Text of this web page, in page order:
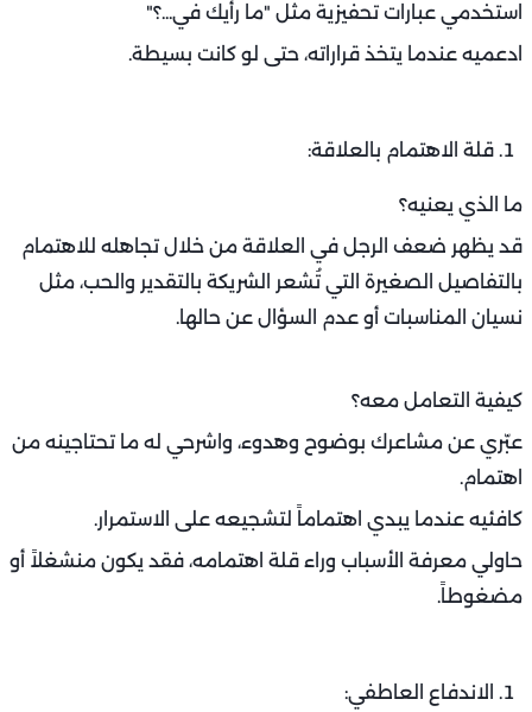
استخدمي عبارات تحفيزية مثل "ما رأيك في...؟"
ادعميه عندما يتخذ قراراته، حتى لو كانت بسيطة.
قلة الاهتمام بالعلاقة:
ما الذي يعنيه؟
قد يظهر ضعف الرجل في العلاقة من خلال تجاهله للاهتمام
بالتفاصيل الصغيرة التي تُشعر الشريكة بالتقدير والحب، مثل
نسيان المناسبات أو عدم السؤال عن حالها.
كيفية التعامل معه؟
عبّري عن مشاعرك بوضوح وهدوء، واشرحي له ما تحتاجينه من
اهتمام.
كافئيه عندما يبدي اهتماماً لتشجيعه على الاستمرار.
حاولي معرفة الأسباب وراء قلة اهتمامه، فقد يكون منشغلاً أو
مضغوطاً.
الاندفاع العاطفي: